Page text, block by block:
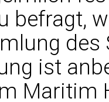
befragt,
des
ist
Maritim